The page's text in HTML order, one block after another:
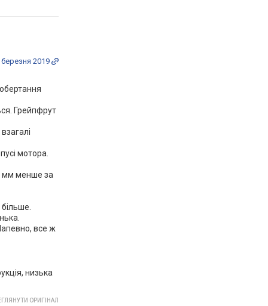
березня 2019
Грейпфрут
мотора.
мм менше за
все ж
низька
ОРИГІНАЛ